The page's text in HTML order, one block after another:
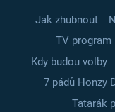
Jak zhubnout
TV program
Kdy budou volby
7 pádů Honzy
Tatarák